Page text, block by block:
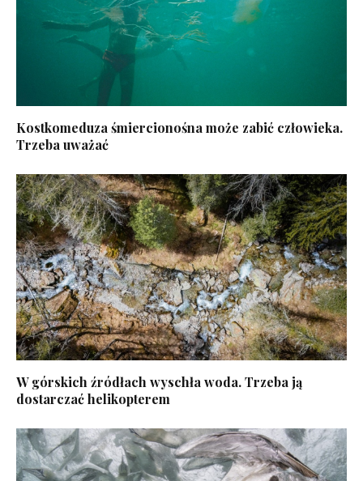
Kostkomeduza śmiercionośna może zabić człowieka.
Trzeba uważać
W górskich źródłach wyschła woda. Trzeba ją
dostarczać helikopterem